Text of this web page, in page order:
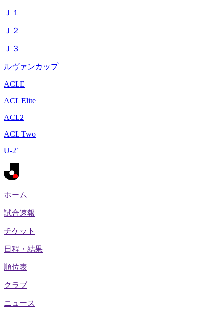
Ｊ１
Ｊ２
Ｊ３
ルヴァンカップ
ACLE
ACL Elite
ACL2
ACL Two
U-21
ホーム
試合速報
チケット
日程・結果
順位表
クラブ
ニュース